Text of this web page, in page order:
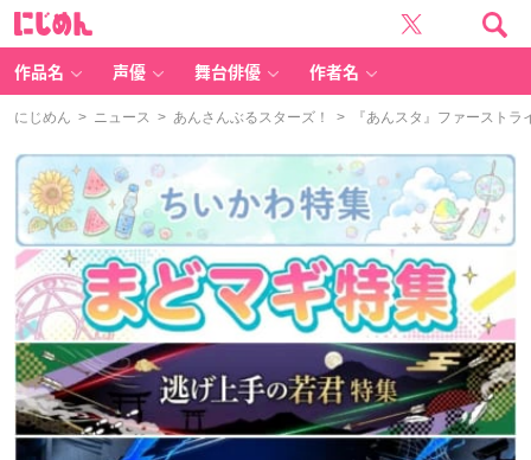
作品名 声優 舞台俳優 作者名
にじめん > ニュース > あんさんぶるスターズ！ > 『あんスタ』ファーストラ